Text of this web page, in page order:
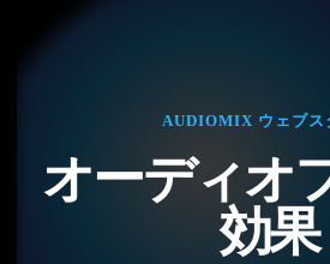
AUDIOMIX ウェブス
オーディオ
効果